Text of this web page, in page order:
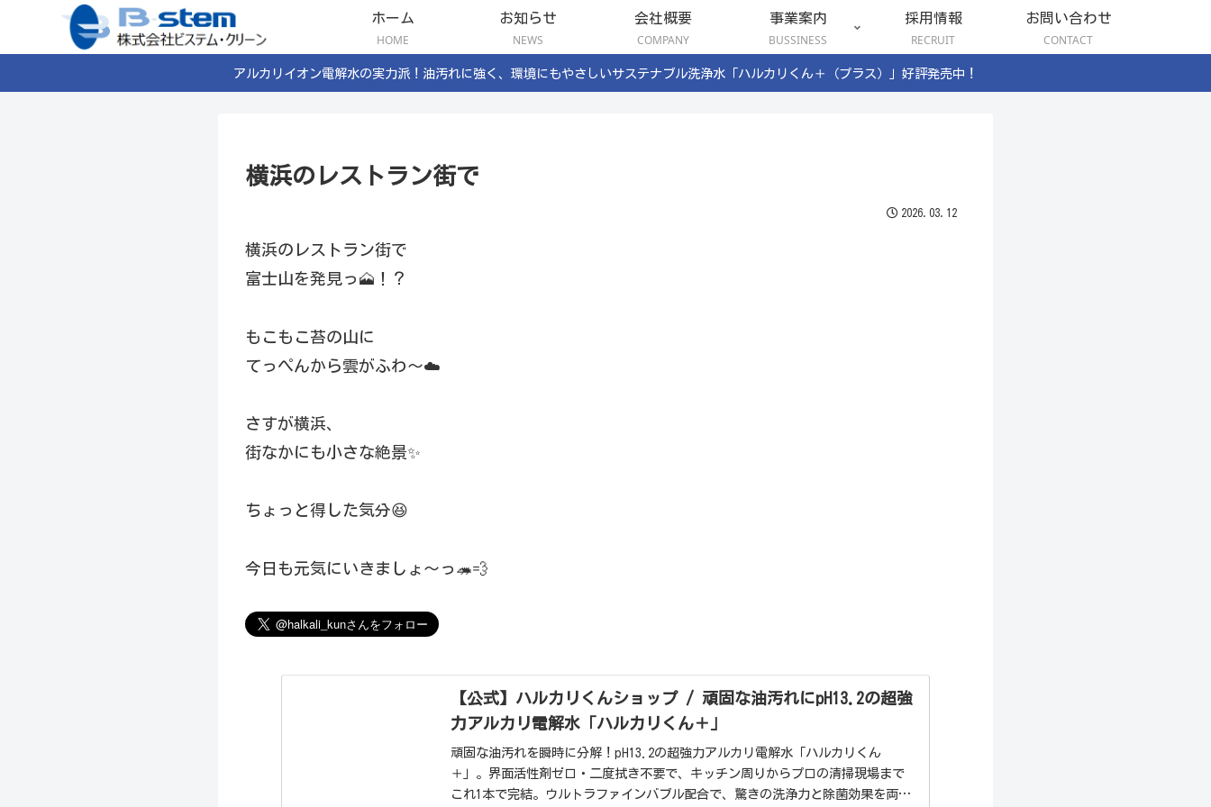
ホーム
HOME
お知らせ
NEWS
会社概要
COMPANY
事業案内
BUSSINESS
採用情報
RECRUIT
お問い合わせ
CONTACT
アルカリイオン電解水の実力派！油汚れに強く、環境にもやさしいサステナブル洗浄水「ハルカリくん＋（プラス）」好評発売中！
横浜のレストラン街で
2026.03.12
横浜のレストラン街で
富士山を発見っ🗻！？
もこもこ苔の山に
てっぺんから雲がふわ〜☁️
さすが横浜、
街なかにも小さな絶景✨
ちょっと得した気分😆
今日も元気にいきましょ〜っ🦔💨
【公式】ハルカリくんショップ / 頑固な油汚れにpH13.2の超強
力アルカリ電解水「ハルカリくん＋」
頑固な油汚れを瞬時に分解！pH13.2の超強力アルカリ電解水「ハルカリくん
＋」。界面活性剤ゼロ・二度拭き不要で、キッチン周りからプロの清掃現場まで
これ1本で完結。ウルトラファインバブル配合で、驚きの洗浄力と除菌効果を両立